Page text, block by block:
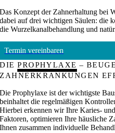
Das Konzept der Zahnerhaltung bei
dabei auf drei wichtigen Säulen: die
die Wurzelkanalbehandlung und
Termin vereinbaren
DIEPROPHYLAXE –
ZAHNERKRANKUNGEN
Die Prophylaxe ist der wichtigste
beinhaltet die regelmäßigen
Hierbei erkennen wir Ihre Karies-
Faktoren, optimieren Ihre häusliche
Ihnen zusammen individuelle